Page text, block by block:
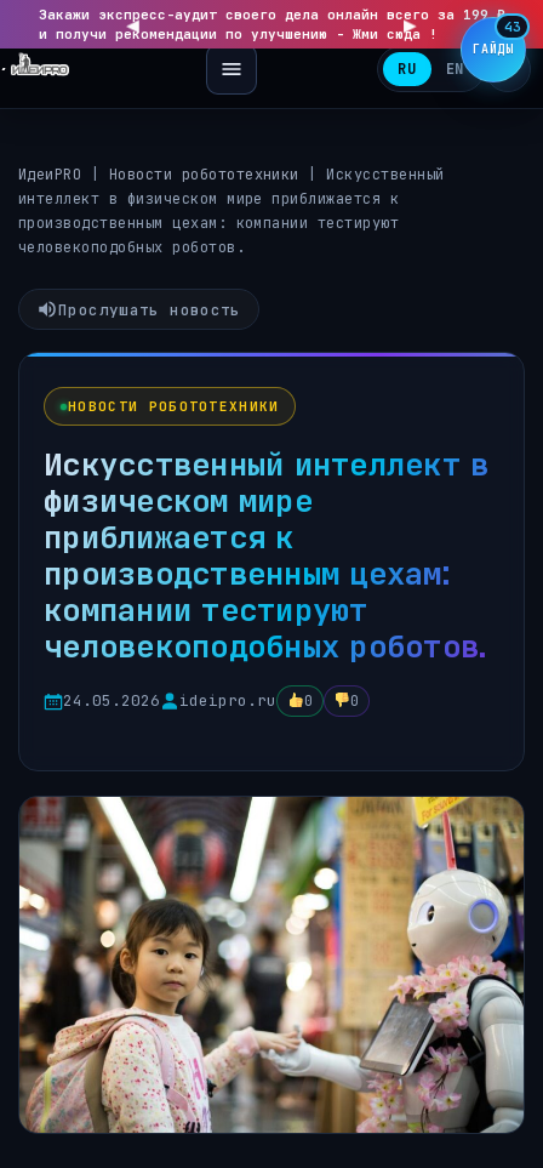
◀
Закажи экспресс-аудит своего дела онлайн всего за 199 ₽
и получи рекомендации по улучшению - Жми сюда ! ▶
RU EN
ИдеиPRO Новости робототехники
Искусственный
интеллект в физическом мире приближается к
производственным цехам: компании тестируют
человекоподобных роботов.
Прослушать новость
НОВОСТИ РОБОТОТЕХНИКИ
Искусственный интеллект в
физическом мире
приближается к
производственным цехам:
компании тестируют
человекоподобных роботов.
24.05.2026 ideipro.ru 0 0
ГАЙДЫ
43